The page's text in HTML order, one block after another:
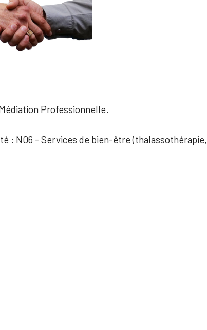
Professionnelle.
: N06 - Services de bien-être (thalassothérapie,